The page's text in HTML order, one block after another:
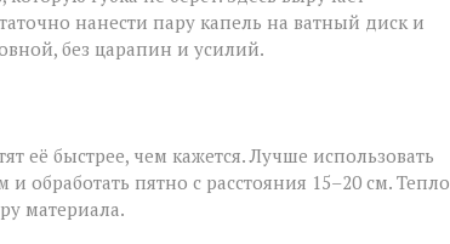
нанести пару капель на ватный диск и
без царапин и усилий.
её быстрее, чем кажется. Лучше использовать
обработать пятно с расстояния 15–20 см. Тепло
материала.